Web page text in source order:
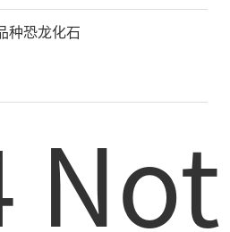
然后记录电缆中光散射
变随周围冰的温度而变
家则协助数据收集和分
，以前，科学家们借助相
的不同传感器测量温
种恐龙化石
Not